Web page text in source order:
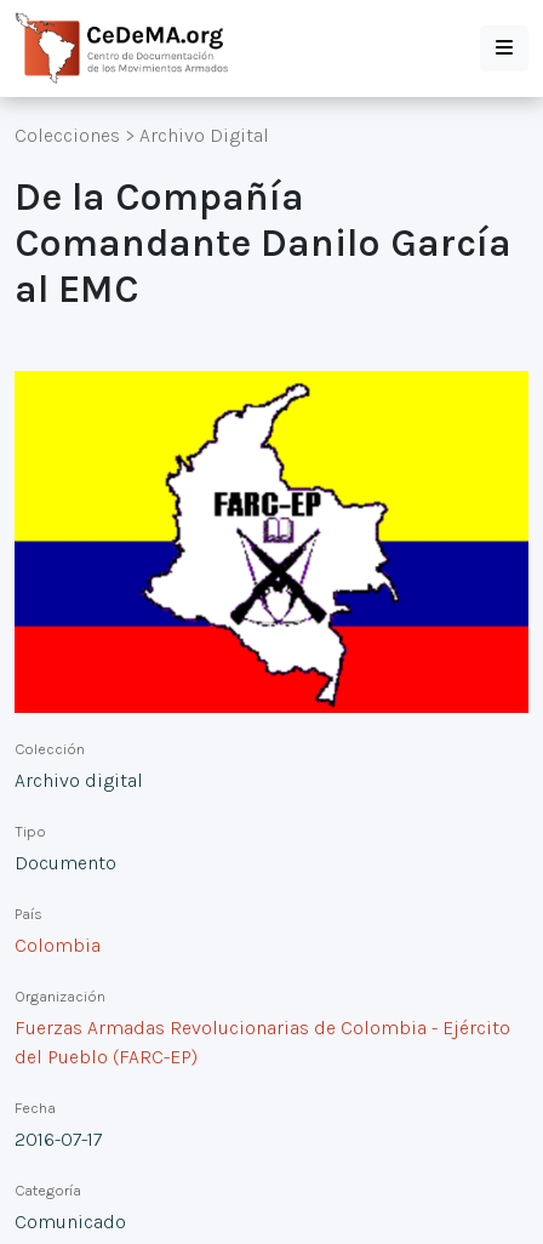
Colecciones > Archivo Digital
De la Compañía
Comandante Danilo García
al EMC
Colección
Archivo digital
Tipo
Documento
País
Colombia
Organización
Fuerzas Armadas Revolucionarias de Colombia - Ejército
del Pueblo (FARC-EP)
Fecha
2016-07-17
Categoría
Comunicado